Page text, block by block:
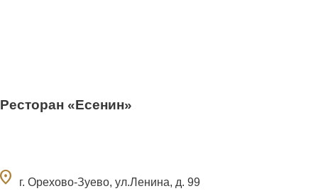
Ресторан «Есенин»
г. Орехово-Зуево, ул.Ленина, д. 99